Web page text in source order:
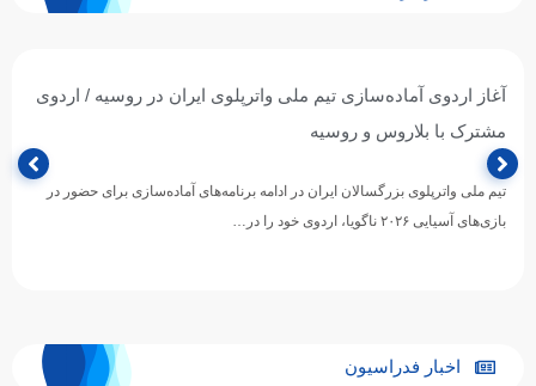
آغاز اردوی آماده‌سازی تیم ملی واترپلوی ایران در روسیه / اردوی
مشترک با بلاروس و روسیه
تیم ملی واترپلوی بزرگسالان ایران در ادامه برنامه‌های آماده‌سازی برای حضور در
بازی‌های آسیایی ۲۰۲۶ ناگویا، اردوی خود را در…
اخبار فدراسیون